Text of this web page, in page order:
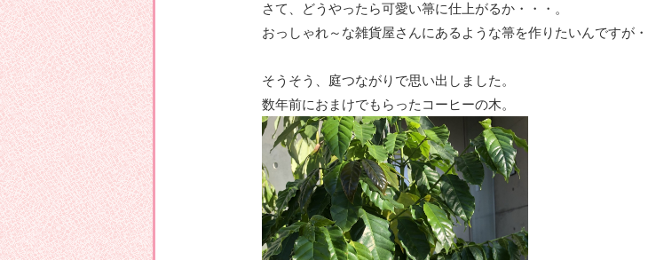
さて、どうやったら可愛い箒に仕上がるか・・・。
おっしゃれ～な雑貨屋さんにあるような箒を作りたいんですが・
そうそう、庭つながりで思い出しました。
数年前におまけでもらったコーヒーの木。